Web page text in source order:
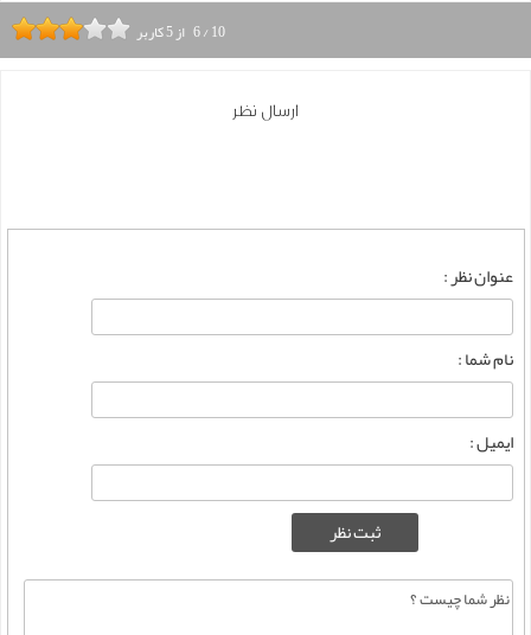
6/10 از5کاربر
ارسال نظر
عنوان نظر :
نام شما :
ایمیل :